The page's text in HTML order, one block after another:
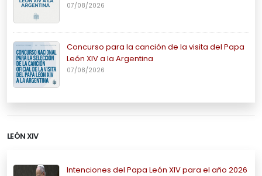
07/08/2026
Concurso para la canción de la visita del Papa
León XIV a la Argentina
07/08/2026
LEÓN XIV
Intenciones del Papa León XIV para el año 2026